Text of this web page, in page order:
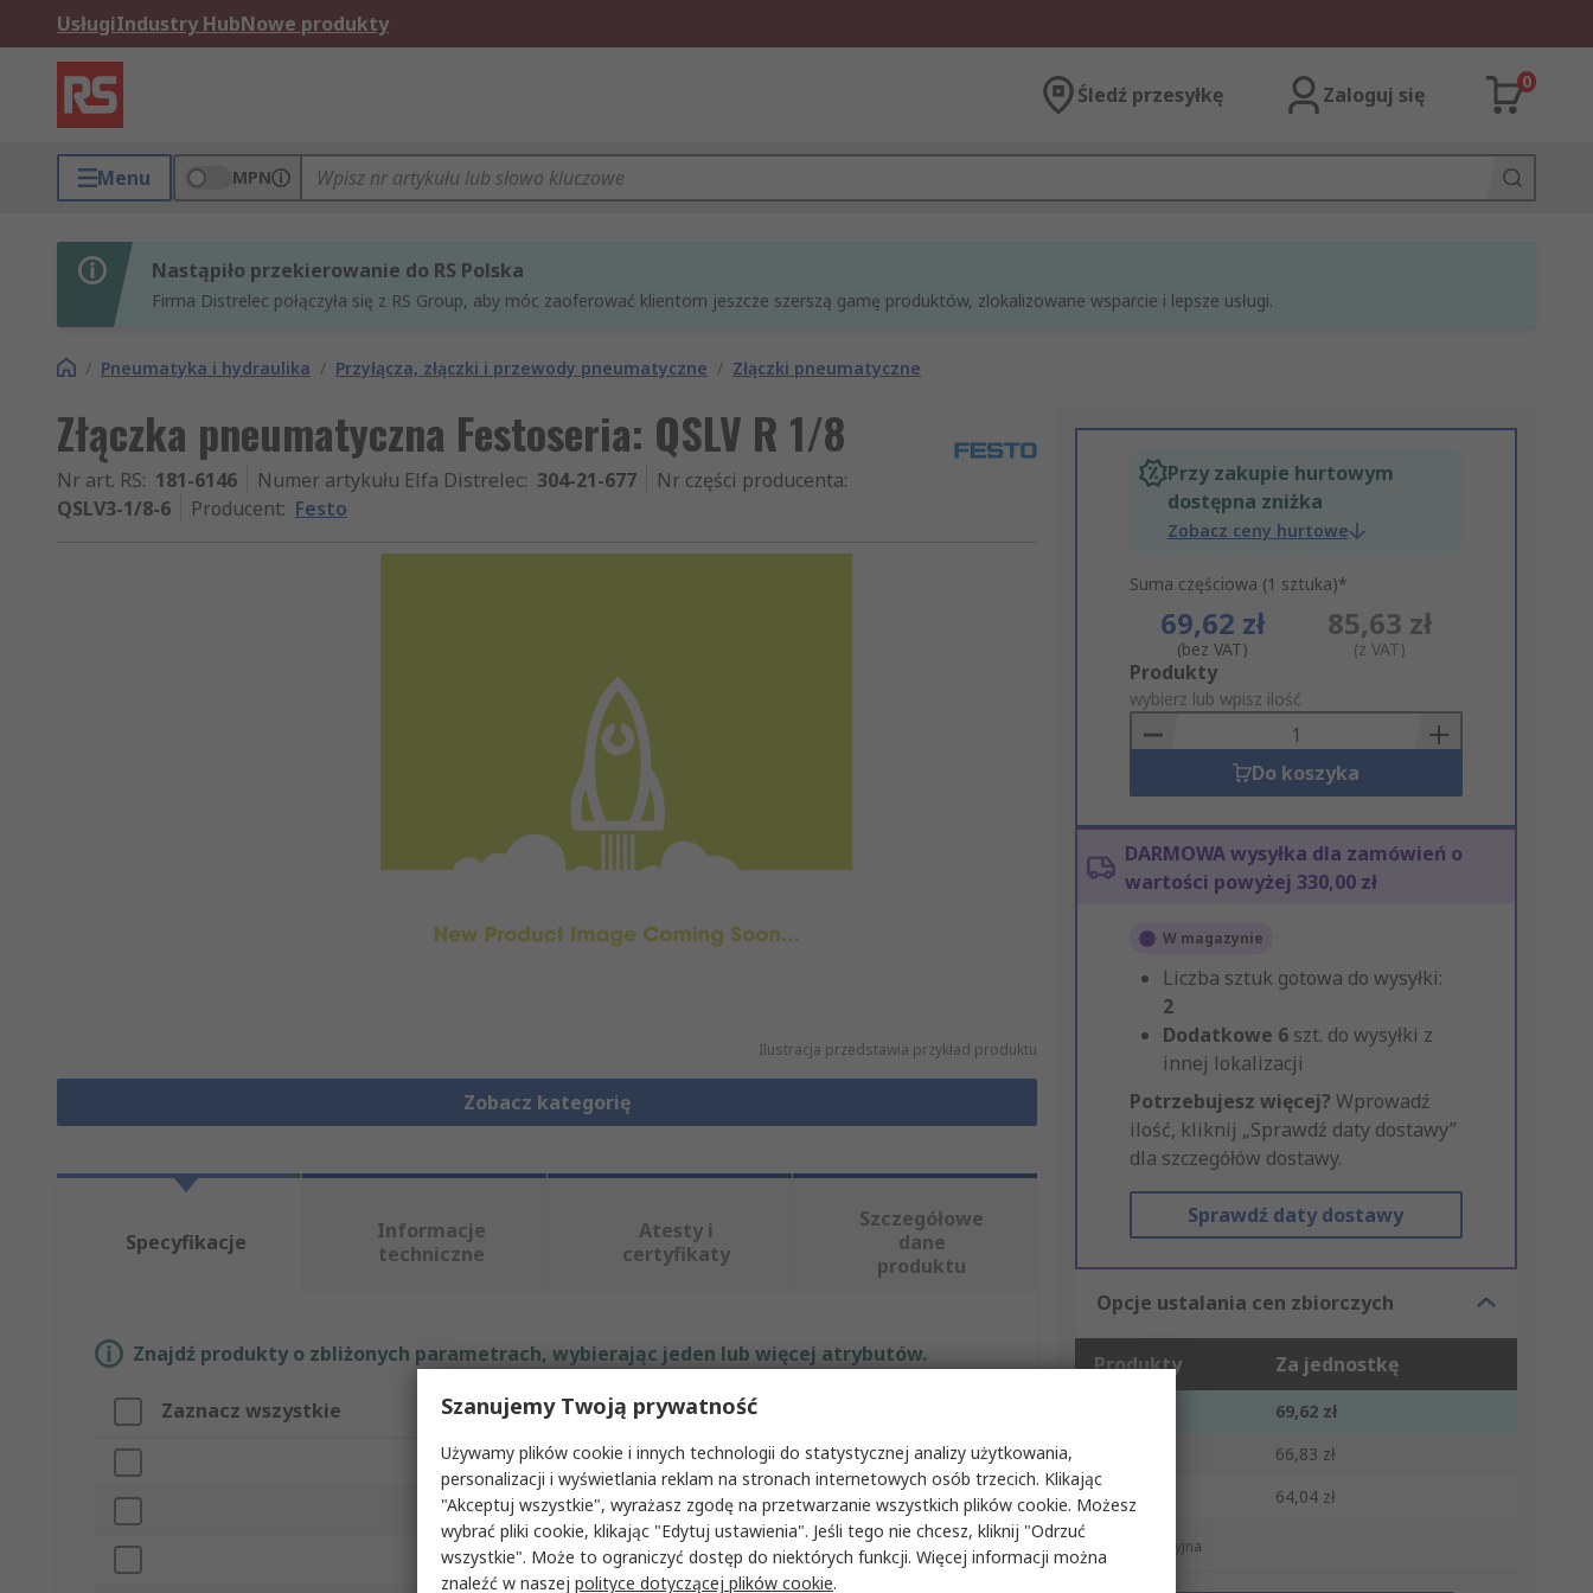
UsługiIndustry HubNowe produkty
Śledź przesyłkę Zaloguj się
0
Menu MPN
Nastąpiło przekierowanie do RS Polska
Firma Distrelec połączyła się z RS Group, aby móc zaoferować klientom jeszcze szerszą gamę produktów, zlokalizowane wsparcie i lepsze usługi.
/ Pneumatyka i hydraulika / Przyłącza, złączki i przewody pneumatyczne / Złączki pneumatyczne
Złączka pneumatyczna Festoseria: QSLV R 1/8
Nr art. RS: 181-6146 Numer artykułu Elfa Distrelec: 304-21-677 Nr części producenta:
QSLV3-1/8-6
Producent: Festo
Ilustracja przedstawia przykład produktu
Zobacz kategorię
Przy zakupie hurtowym
dostępna zniżka
Zobacz ceny hurtowe
Suma częściowa (1 sztuka)*
69,62 zł
(bez VAT)
85,63 zł
(z VAT)
Add
to
Basket
Produkty
wybierz lub wpisz ilość
Do koszyka
DARMOWA wysyłka dla zamówień o
wartości powyżej 330,00 zł
W magazynie
Liczba sztuk gotowa do wysyłki:
2
Dodatkowe 6 szt. do wysyłki z
innej lokalizacji
Potrzebujesz więcej? Wprowadź
ilość, kliknij „Sprawdź daty dostawy”
dla szczegółów dostawy.
Sprawdź daty dostawy
Opcje ustalania cen zbiorczych
Produkty Za jednostkę
69,62 zł
66,83 zł
10 +
64,04 zł
*cena orientacyjna
Specyfikacje
Informacje
techniczne
Atesty i
certyfikaty
Szczegółowe
dane
produktu
Znajdź produkty o zbliżonych parametrach, wybierając jeden lub więcej atrybutów.
Zaznacz wszystkie Atrybut
Marka Festo
Typ produktu Złączka pneumatyczna
Rozmiar rury 6 mm
Szanujemy Twoją prywatność
Używamy plików cookie i innych technologii do statystycznej analizy użytkowania,
personalizacji i wyświetlania reklam na stronach internetowych osób trzecich. Klikając
"Akceptuj wszystkie", wyrażasz zgodę na przetwarzanie wszystkich plików cookie. Możesz
wybrać pliki cookie, klikając "Edytuj ustawienia". Jeśli tego nie chcesz, kliknij "Odrzuć
wszystkie". Może to ograniczyć dostęp do niektórych funkcji. Więcej informacji można
znaleźć w naszej polityce dotyczącej plików cookie.